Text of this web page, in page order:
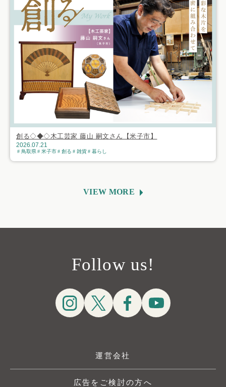
創る◇◆◇木工芸家 藤山 嗣文さん【米子市】
2026.07.21
鳥取県 米子市 創る 雑貨 暮らし
VIEW MORE
Follow us!
運営会社
広告をご検討の方へ